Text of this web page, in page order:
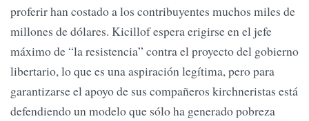
proferir han costado a los contribuyentes muchos miles de
millones de dólares. Kicillof espera erigirse en el jefe
máximo de “la resistencia” contra el proyecto del gobierno
libertario, lo que es una aspiración legítima, pero para
garantizarse el apoyo de sus compañeros kirchneristas está
defendiendo un modelo que sólo ha generado pobreza